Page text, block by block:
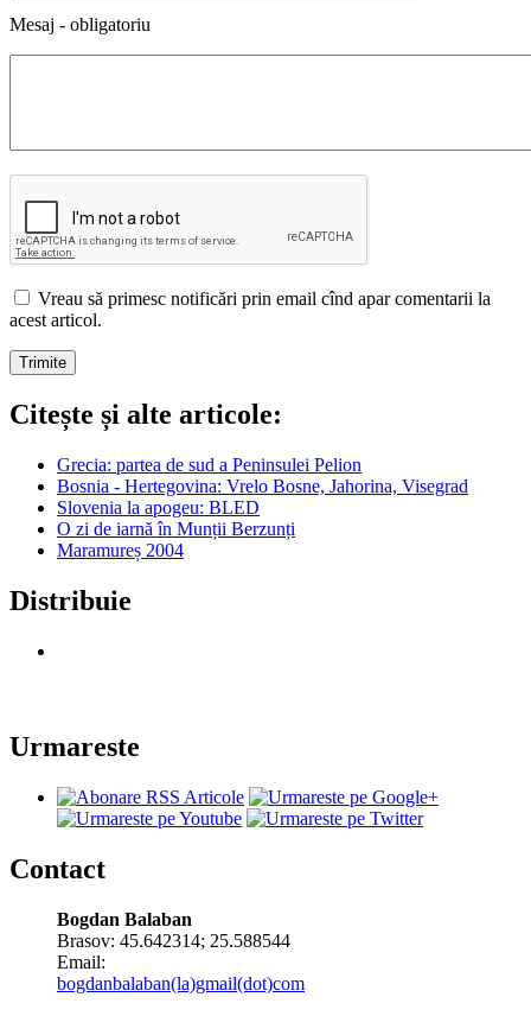
Mesaj - obligatoriu
Vreau să primesc notificări prin email cînd apar comentarii la
acest articol.
Citește și alte articole:
Grecia: partea de sud a Peninsulei Pelion
Bosnia - Hertegovina: Vrelo Bosne, Jahorina, Visegrad
Slovenia la apogeu: BLED
O zi de iarnă în Munții Berzunți
Maramureș 2004
Distribuie
Urmareste
Contact
Bogdan Balaban
Brasov: 45.642314; 25.588544
Email:
bogdanbalaban(la)gmail(dot)com